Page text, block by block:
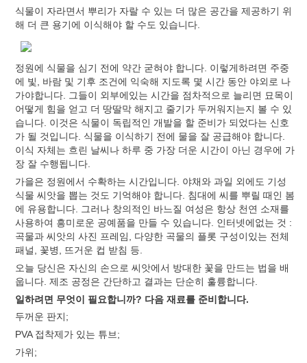
식물이 자라면서 뿌리가 자랄 수 있는 더 많은 공간을 제공하기 위
해 더 큰 용기에 이식해야 할 수도 있습니다.
정원에 식물을 심기 전에 약간 굳혀야 합니다. 이렇게하려면 주중
에 빛, 바람 및 기후 조건에 익숙해 지도록 몇 시간 동안 야외로 나
가야합니다. 그들이 외부에있는 시간을 점차적으로 늘리면 묘목이
어떻게 힘을 얻고 더 땅딸막 해지고 줄기가 두꺼워지는지 볼 수 있
습니다. 이것은 식물이 독립적인 개발을 할 준비가 되었다는 신호
가 될 것입니다. 식물을 이식하기 전에 물을 잘 공급해야 합니다.
이식 자체는 흐린 날씨나 하루 중 가장 더운 시간이 아닌 경우에 가
장 잘 수행됩니다.
가을은 정원에서 수확하는 시간입니다. 야채와 과일 외에도 기성
식물 씨앗을 뽑는 것도 기억해야 합니다. 침대에 씨를 뿌릴 때인 봄
에 유용합니다. 그러나 창의적인 바느질 여성은 항상 천연 소재를
사용하여 흥미로운 공예품을 만들 수 있습니다. 인터넷에없는 것 :
곡물과 씨앗의 사진 프레임, 다양한 곡물의 플롯 구성이있는 전체
패널, 꽃병, 뜨거운 컵 받침 등.
오늘 당신은 자신의 손으로 씨앗에서 방대한 꽃을 만드는 법을 배
웁니다. 제조 공정은 간단하고 결과는 단순히 훌륭합니다.
일하려면 무엇이 필요합니까? 다음 재료를 준비합니다.
두꺼운 판지;
PVA 접착제가 있는 튜브;
가위;